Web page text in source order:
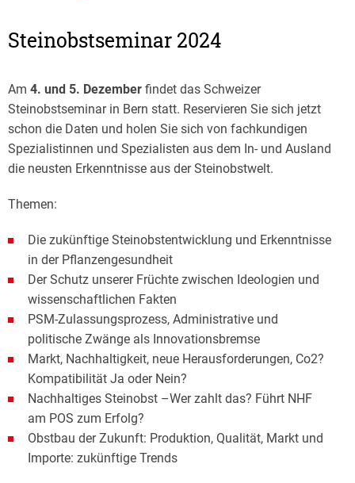
Steinobstseminar 2024
Am 4. und 5. Dezember findet das Schweizer
Steinobstseminar in Bern statt. Reservieren Sie sich jetzt
schon die Daten und holen Sie sich von fachkundigen
Spezialistinnen und Spezialisten aus dem In- und Ausland
die neusten Erkenntnisse aus der Steinobstwelt.
Themen:
Die zukünftige Steinobstentwicklung und Erkenntnisse
in der Pflanzengesundheit
Der Schutz unserer Früchte zwischen Ideologien und
wissenschaftlichen Fakten
PSM-Zulassungsprozess, Administrative und
politische Zwänge als Innovationsbremse
Markt, Nachhaltigkeit, neue Herausforderungen, Co2?
Kompatibilität Ja oder Nein?
Nachhaltiges Steinobst –Wer zahlt das? Führt NHF
am POS zum Erfolg?
Obstbau der Zukunft: Produktion, Qualität, Markt und
Importe: zukünftige Trends